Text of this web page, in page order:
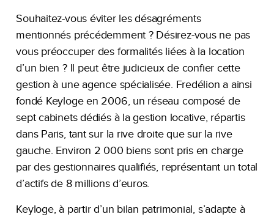
Souhaitez-vous éviter les désagréments
mentionnés précédemment ? Désirez-vous ne pas
vous préoccuper des formalités liées à la location
d’un bien ? Il peut être judicieux de confier cette
gestion à une agence spécialisée. Fredélion a ainsi
fondé Keyloge en 2006, un réseau composé de
sept cabinets dédiés à la gestion locative, répartis
dans Paris, tant sur la rive droite que sur la rive
gauche. Environ 2 000 biens sont pris en charge
par des gestionnaires qualifiés, représentant un total
d’actifs de 8 millions d’euros.
Keyloge, à partir d’un bilan patrimonial, s’adapte à